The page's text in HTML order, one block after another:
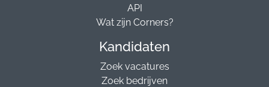
API
Wat zijn Corners?
Kandidaten
Zoek vacatures
Zoek bedrijven